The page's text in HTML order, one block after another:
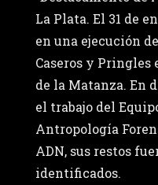
La Plata. El 31 de
en una ejecución
Caseros y Pringles
de la Matanza. En
el trabajo del
Antropología
ADN, sus restos
identificados.